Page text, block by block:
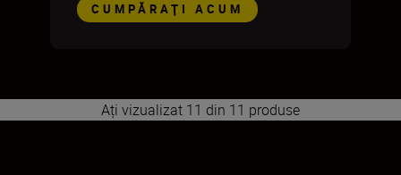
CUMPĂRAŢI ACUM
Ați vizualizat 11 din 11 produse